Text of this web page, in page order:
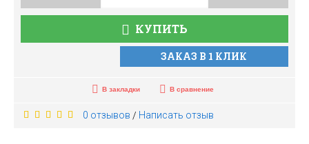
КУПИТЬ
ЗАКАЗ В 1 КЛИК
В закладки В сравнение
0 отзывов / Написать отзыв